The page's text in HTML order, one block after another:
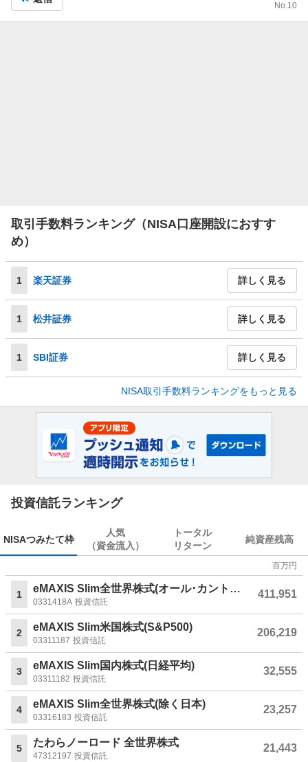
No.10
取引手数料ランキング（NISA口座開設におすす
め）
1 楽天証券 詳しく見る
1 松井証券 詳しく見る
1 SBI証券 詳しく見る
NISA取引手数料ランキングをもっと見る
投資信託ランキング
NISAつみたて枠
人気
（資金流入）
トータル
リターン
純資産残高
百万円
1 eMAXIS Slim全世界株式(オール･カントリー)
0331418A 投資信託
411,951
2 eMAXIS Slim米国株式(S&P500)
03311187 投資信託
206,219
3 eMAXIS Slim国内株式(日経平均)
03311182 投資信託
32,555
4 eMAXIS Slim全世界株式(除く日本)
03316183 投資信託
23,257
5 たわらノーロード 全世界株式
47312197 投資信託
21,443